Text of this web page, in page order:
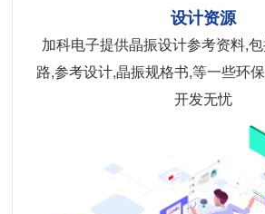
设计资源
加科电子提供晶振设计参考资料,
路,参考设计,晶振规格书,等一些环
开发无忧